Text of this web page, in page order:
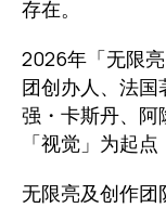
存在。
2026年「无限
团创办人、法
强・卡斯丹、阿
「视觉」为起
无限亮及创作